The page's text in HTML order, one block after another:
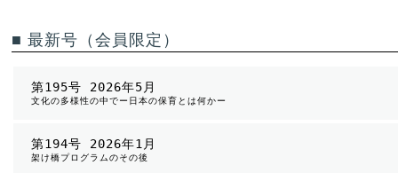
■ 最新号（会員限定）
第195号 2026年5月
文化の多様性の中でー日本の保育とは何かー
第194号 2026年1月
架け橋プログラムのその後